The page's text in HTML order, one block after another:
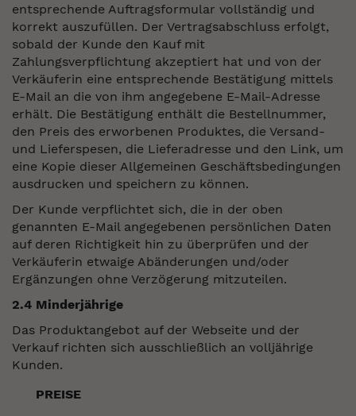
entsprechende Auftragsformular vollständig und
korrekt auszufüllen. Der Vertragsabschluss erfolgt,
sobald der Kunde den Kauf mit
Zahlungsverpflichtung akzeptiert hat und von der
Verkäuferin eine entsprechende Bestätigung mittels
E-Mail an die von ihm angegebene E-Mail-Adresse
erhält. Die Bestätigung enthält die Bestellnummer,
den Preis des erworbenen Produktes, die Versand-
und Lieferspesen, die Lieferadresse und den Link, um
eine Kopie dieser Allgemeinen Geschäftsbedingungen
ausdrucken und speichern zu können.
Der Kunde verpflichtet sich, die in der oben
genannten E-Mail angegebenen persönlichen Daten
auf deren Richtigkeit hin zu überprüfen und der
Verkäuferin etwaige Abänderungen und/oder
Ergänzungen ohne Verzögerung mitzuteilen.
2.4 Minderjährige
Das Produktangebot auf der Webseite und der
Verkauf richten sich ausschließlich an volljährige
Kunden.
PREISE